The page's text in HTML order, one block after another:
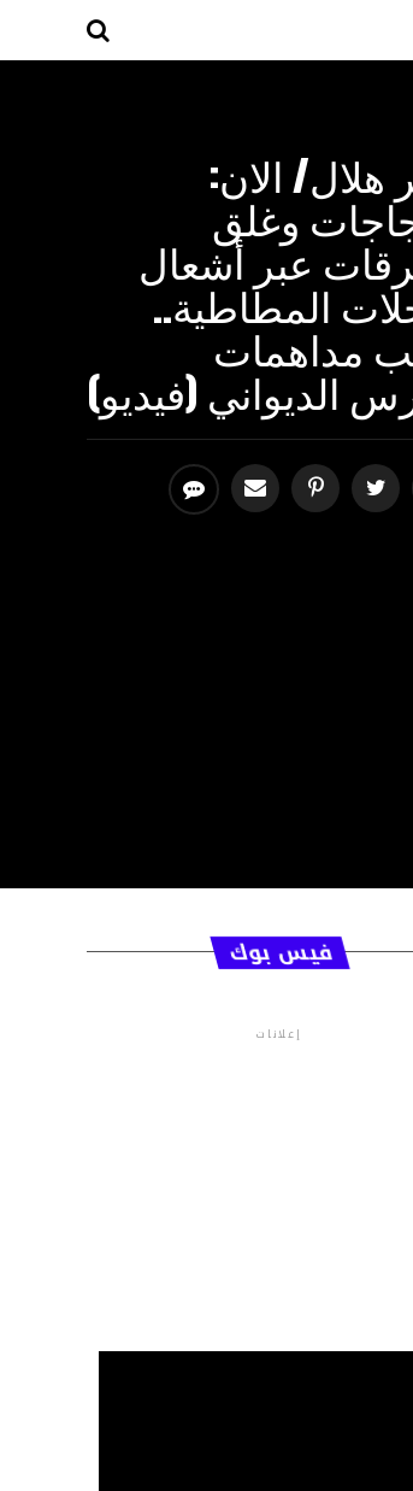
هلال/ الان:
وغلق
عبر أشعال
المطاطية..
مداهمات
الديواني (فيديو)
فيس بوك
إعلانات